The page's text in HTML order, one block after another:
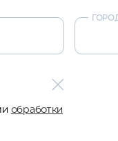
ГОРОД
обработки